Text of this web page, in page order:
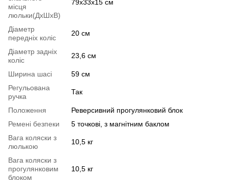
місця
люльки(ДхШхВ)
79х33х15 см
Діаметр
передніх коліс
20 см
Діаметр задніх
коліс
23,6 см
Ширина шасі
59 см
Регульована
ручка
Так
Положення
Реверсивний прогулянковий блок
Ремені безпеки
5 точкові, з магнітним баклом
Вага коляски з
люлькою
10,5 кг
Вага коляски з
прогулянковим
блоком
10,5 кг